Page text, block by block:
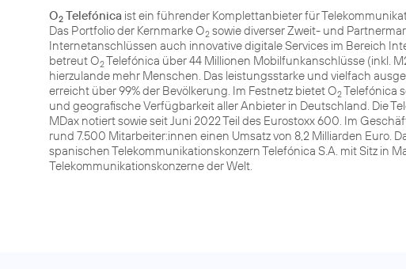
O2 Telefónica ist ein führender Komplettanbieter für
Das Portfolio der Kernmarke O2 sowie diverser Zweit- und
Internetanschlüssen auch innovative digitale Services im Bereich
betreut O2Telefónica über 44 Millionen Mobilfunkanschlüsse (inkl.
hierzulande mehr Menschen. Das leistungsstarke und vielfach
erreicht über 99% der Bevölkerung. Im Festnetz bietet O2Telefónica
und geografische Verfügbarkeit aller Anbieter in Deutschland. Die
MDax notiert sowie seit Juni 2022 Teil des Eurostoxx 600. Im
rund 7.500 Mitarbeiter:innen einen Umsatz von 8,2 Milliarden Euro.
spanischen Telekommunikationskonzern Telefónica S.A. mit Sitz in
Telekommunikationskonzerne der Welt.